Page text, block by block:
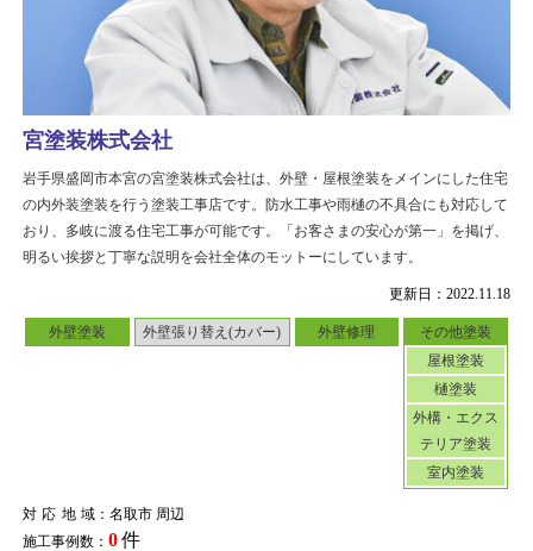
更新日：2022.11.18
外壁塗装 外壁張り替え(カバー) 外壁修理
その他塗装
屋根塗装
樋塗装
外構・エクス
テリア塗装
室内塗装
対応地域：名取市 周辺
施工事例数： 0件
宮塗装株式会社
岩手県盛岡市本宮の宮塗装株式会社は、外壁・屋根塗装をメインにした住宅
の内外装塗装を行う塗装工事店です。防水工事や雨樋の不具合にも対応して
おり、多岐に渡る住宅工事が可能です。「お客さまの安心が第一」を掲げ、
明るい挨拶と丁寧な説明を会社全体のモットーにしています。